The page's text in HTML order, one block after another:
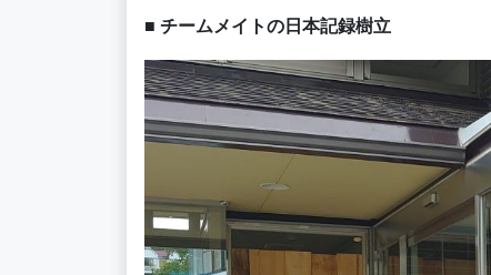
■ チームメイトの日本記録樹立